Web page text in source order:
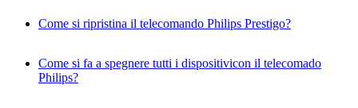
Come si ripristina il telecomando Philips Prestigo?
Come si fa a spegnere tutti i dispositivicon il telecomado
Philips?